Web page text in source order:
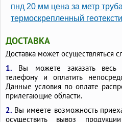
пнд 20 мм цена за метр труба
термоскрепленный
ДОСТАВКА
Доставка может осуществляться
1. Вы можете заказать
телефону и оплатить
Данные условия по оплате
прилегающие области.
2. Вы имеете возможность
осуществить вывоз